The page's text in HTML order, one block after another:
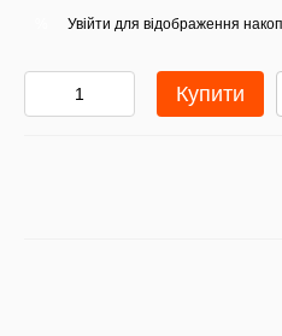
Увійти для відображення
Купити